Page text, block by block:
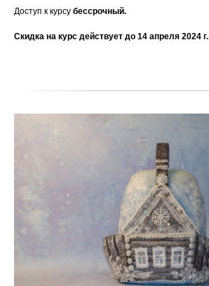
Доступ к курсу бессрочный.
Скидка на курс действует до 14 апреля 2024 г.